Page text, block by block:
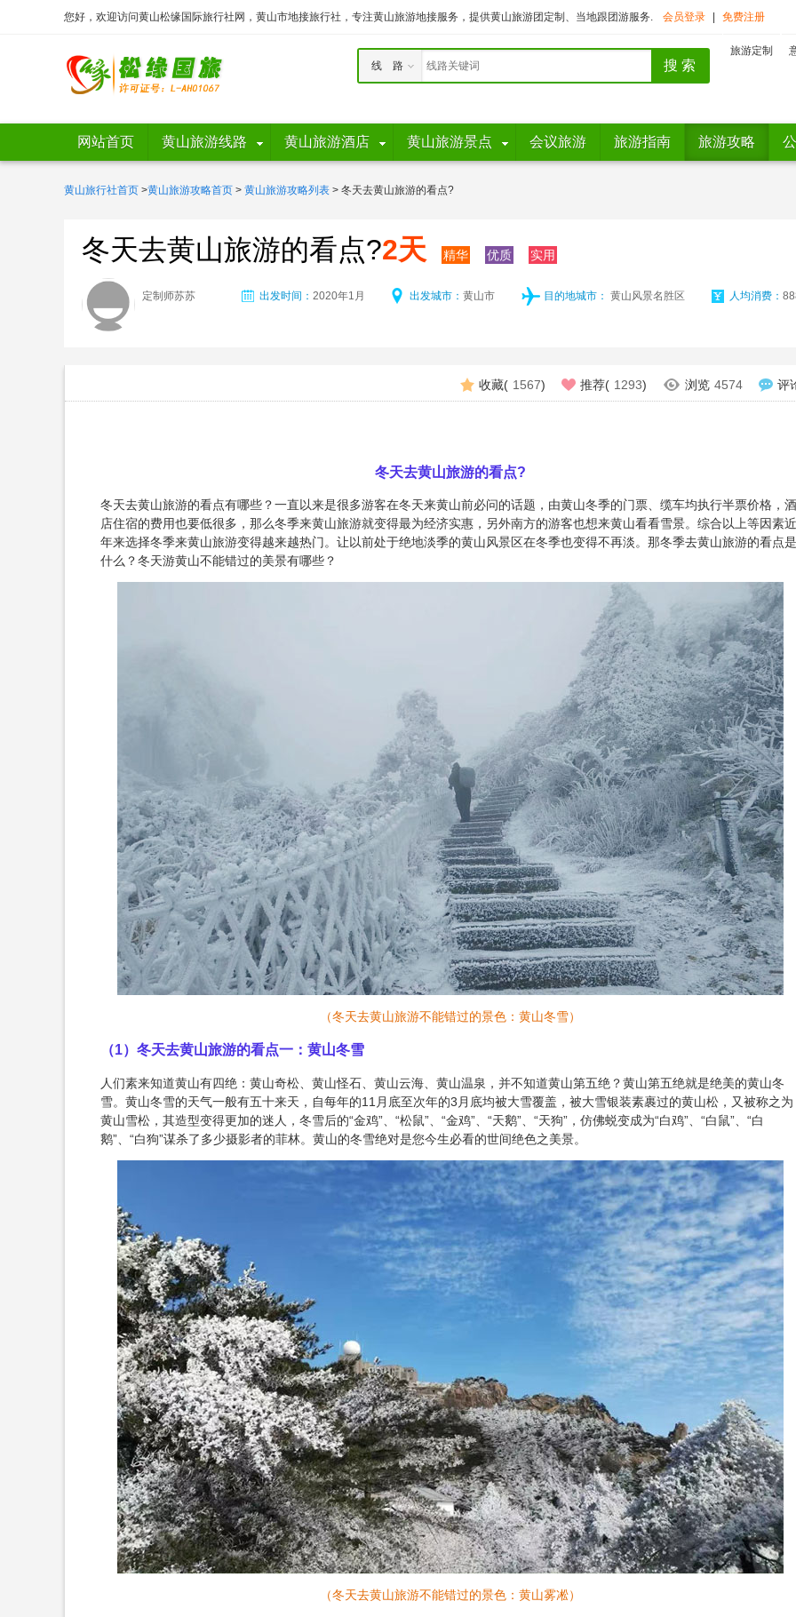
您好，欢迎访问黄山松缘国际旅行社网，黄山市地接旅行社，专注黄山旅游地接服务，提供黄山旅游团定制、当地跟团游服务. 会员登录 免费注册
旅游定制
线 路
网站首页 黄山旅游线路 黄山旅游酒店 黄山旅游景点 会议旅游 旅游指南 旅游攻略
黄山旅行社首页 >黄山旅游攻略首页 > 黄山旅游攻略列表 > 冬天去黄山旅游的看点?
冬天去黄山旅游的看点?2天 精华 优质 实用
定制师苏苏 出发时间： 2020年1月 出发城市： 黄山市 目的地城市： 黄山风景名胜区 人均消费：
收藏( 1567) 推荐( 1293) 浏览 4574 评
冬天去黄山旅游的看点?
冬天去黄山旅游的看点有哪些？一直以来是很多游客在冬天来黄山前必问的话题，由黄山冬季的门票、缆车均执行半票价格，酒
店住宿的费用也要低很多，那么冬季来黄山旅游就变得最为经济实惠，另外南方的游客也想来黄山看看雪景。综合以上等因素近
年来选择冬季来黄山旅游变得越来越热门。让以前处于绝地淡季的黄山风景区在冬季也变得不再淡。那冬季去黄山旅游的看点是
什么？冬天游黄山不能错过的美景有哪些？
（冬天去黄山旅游不能错过的景色：黄山冬雪）
（1）冬天去黄山旅游的看点一：黄山冬雪
人们素来知道黄山有四绝：黄山奇松、黄山怪石、黄山云海、黄山温泉，并不知道黄山第五绝？黄山第五绝就是绝美的黄山冬
雪。黄山冬雪的天气一般有五十来天，自每年的11月底至次年的3月底均被大雪覆盖，被大雪银装素裹过的黄山松，又被称之为
黄山雪松，其造型变得更加的迷人，冬雪后的“金鸡”、“松鼠”、“金鸡”、“天鹅”、“天狗”，仿佛蜕变成为“白鸡”、“白鼠”、“白
鹅”、“白狗”谋杀了多少摄影者的菲林。黄山的冬雪绝对是您今生必看的世间绝色之美景。
（冬天去黄山旅游不能错过的景色：黄山雾凇）